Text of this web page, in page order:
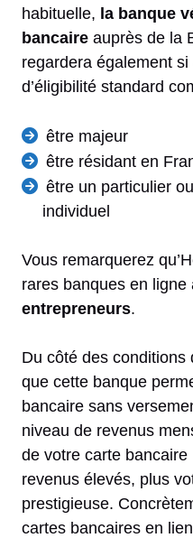
habituelle, la banque
bancaire auprès de la
regardera également
d’éligibilité standard
être majeur
être résidant en
être un particulier
individuel
Vous remarquerez
rares banques en ligne
entrepreneurs.
Du côté des
que cette banque
bancaire sans
niveau de revenus
de votre carte
revenus élevés, plus
prestigieuse.
cartes bancaires en